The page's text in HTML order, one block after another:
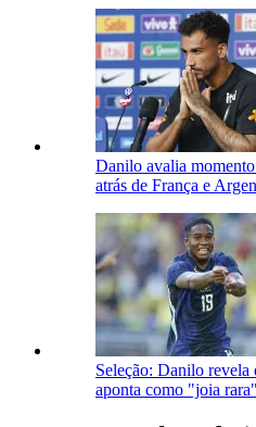
Danilo avalia
atrás de França e
Seleção: Danilo
aponta como "joia rara"